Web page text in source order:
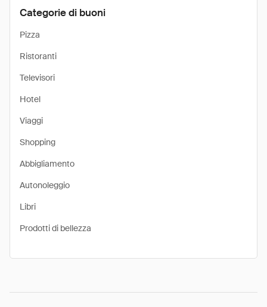
Categorie di buoni
Pizza
Ristoranti
Televisori
Hotel
Viaggi
Shopping
Abbigliamento
Autonoleggio
Libri
Prodotti di bellezza